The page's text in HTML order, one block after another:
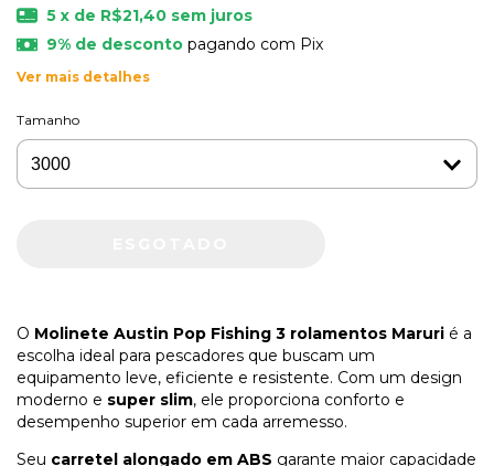
5 x de R$21,40 sem juros
9% de descontopagando com Pix
Ver mais detalhes
Tamanho
O Molinete Austin Pop Fishing 3 rolamentos Maruri é a
escolha ideal para pescadores que buscam um
equipamento leve, eficiente e resistente. Com um design
moderno e super slim, ele proporciona conforto e
desempenho superior em cada arremesso.
Seu carretel alongado em ABS garante maior capacidade